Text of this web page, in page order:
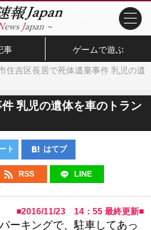
事 ゲームで遊ぶ
住吉区長居で死体遺棄事件 乳児の遺
乳児の遺体を車のトラン
ト はてブ
RSS LINE
■2016/11/23 14：55 最終更新■
ーキングで、駐車してあっ